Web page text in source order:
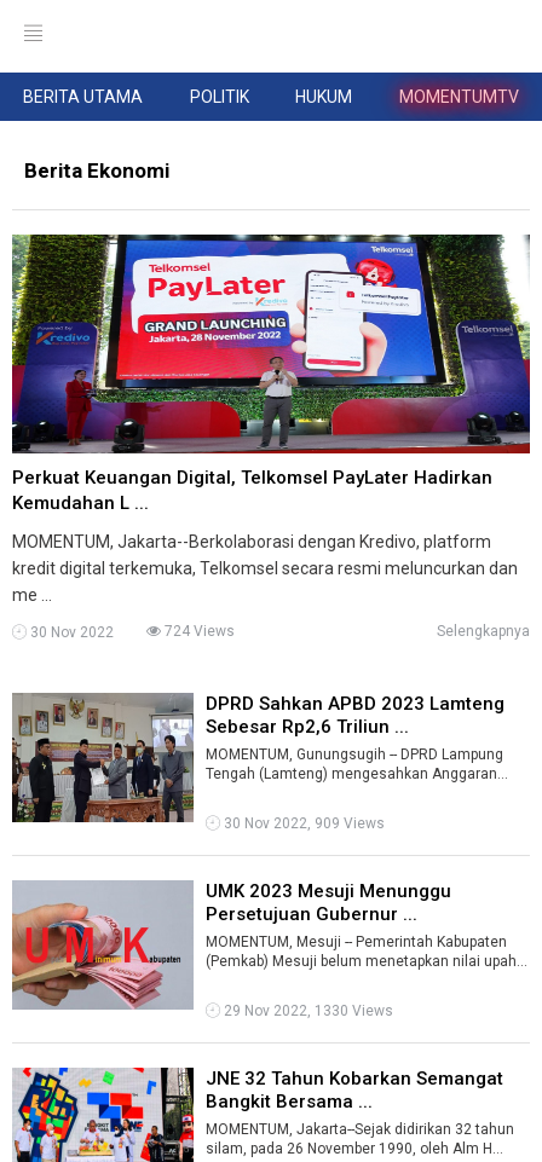
BERITA UTAMA POLITIK HUKUM MOMENTUMTV
Berita Ekonomi
Perkuat Keuangan Digital, Telkomsel PayLater Hadirkan
Kemudahan L ...
MOMENTUM, Jakarta--Berkolaborasi dengan Kredivo, platform
kredit digital terkemuka, Telkomsel secara resmi meluncurkan dan
me ...
30 Nov 2022 724 Views Selengkapnya
DPRD Sahkan APBD 2023 Lamteng
Sebesar Rp2,6 Triliun ...
MOMENTUM, Gunungsugih -- DPRD Lampung
Tengah (Lamteng) mengesahkan Anggaran
2023 s ...
30 Nov 2022, 909 Views
UMK 2023 Mesuji Menunggu
Persetujuan Gubernur ...
MOMENTUM, Mesuji -- Pemerintah Kabupaten
(Pemkab) Mesuji belum menetapkan nilai upah
29 Nov 2022, 1330 Views
JNE 32 Tahun Kobarkan Semangat
Bangkit Bersama ...
MOMENTUM, Jakarta--Sejak didirikan 32 tahun
silam, pada 26 November 1990, oleh Alm H